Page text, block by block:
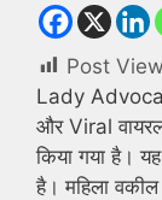
Post
Lady
और Viral
किया गया है।
है। महिला